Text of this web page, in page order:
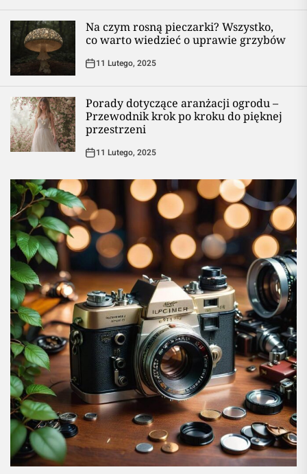
Na czym rosną pieczarki? Wszystko,
co warto wiedzieć o uprawie grzybów
11 Lutego, 2025
Porady dotyczące aranżacji ogrodu –
Przewodnik krok po kroku do pięknej
przestrzeni
11 Lutego, 2025